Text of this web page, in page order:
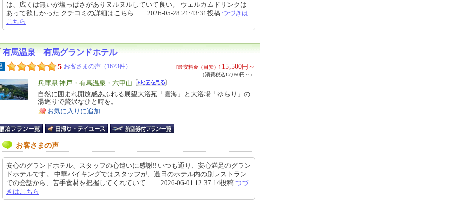
は、広くは無いが塩っぱさがありヌルヌルしていて良い。 ウェルカムドリンクは
あって欲しかった クチコミの詳細はこちら… 2026-05-28 21:43:31投稿 つづきは
こちら
有馬温泉 有馬グランドホテル
5 お客さまの声（1673件） [最安料金（目安）] 15,500円～
（消費税込17,050円～）
エ
リ
ア
兵庫県 神戸・有馬温泉・六甲山
特
徴
自然に囲まれ開放感あふれる展望大浴苑「雲海」と大浴場「ゆらり」の
湯巡りで贅沢なひと時を。
お気に入りに追加
お客さまの声
安心のグランドホテル、スタッフの心遣いに感謝!! いつも通り、安心満足のグラン
ドホテルです。 中華バイキングではスタッフが、過日のホテル内の別レストラン
での会話から、苦手食材を把握してくれていて … 2026-06-01 12:37:14投稿 つづ
きはこちら